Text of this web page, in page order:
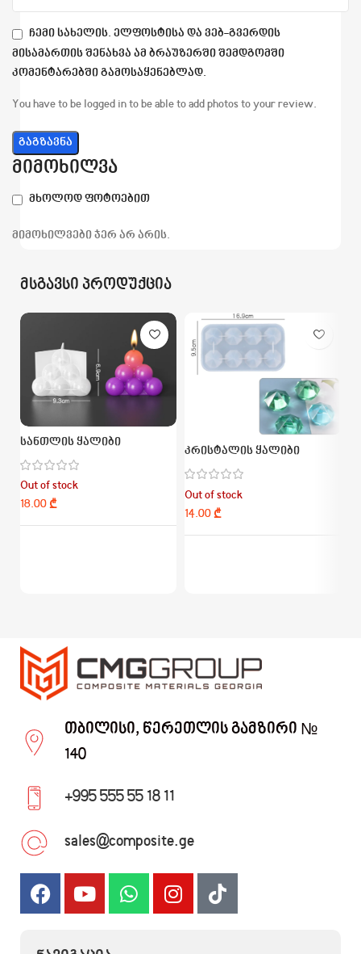
მიმოხილვა
მხოლოდ ფოტოებით
მიმოხილვები ჯერ არ არის.
ჩემი სახელის. ელფოსტისა და ვებ-გვერდის
მისამართის შენახვა ამ ბრაუზერში შემდგომში
კომენტარებში გამოსაყენებლად.
You have to be logged in to be able to add photos to your review.
მსგავსი პროდუქცია
სანთლის ყალიბი
Out of stock
₾
კრისტალის ყალიბი
Out of stock
₾
თბილისი, წერეთლის გამზირი №
140
+995 555 55 18 11
sales@composite.ge